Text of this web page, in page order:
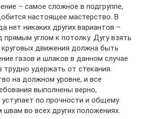
– самое сложное в подгруппе,
настоящее мастерство. В
нет никаких других вариантов –
углом к потолку. Дугу взять
движения должна быть
газов и шлаков в данном случае
трудно удержать от стекания.
на должном уровне, и все
выполнены верно,
по прочности и общему
во всех других положениях.